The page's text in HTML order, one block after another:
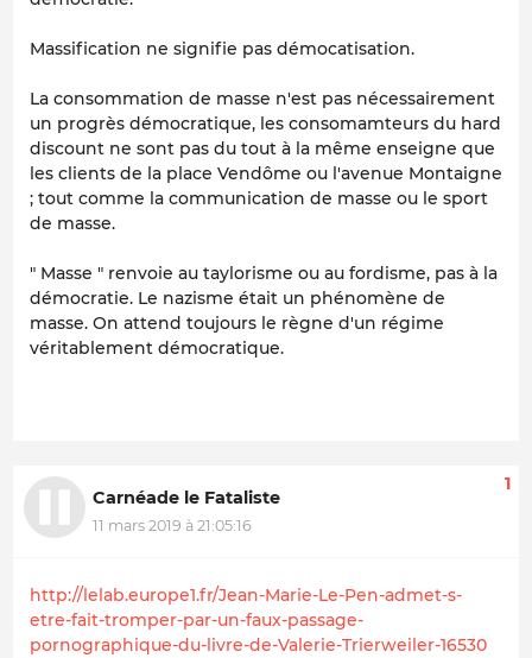
Massification ne signifie pas démocatisation.
La consommation de masse n'est pas nécessairement
un progrès démocratique, les consomamteurs du hard
discount ne sont pas du tout à la même enseigne que
les clients de la place Vendôme ou l'avenue Montaigne
; tout comme la communication de masse ou le sport
de masse.
" Masse " renvoie au taylorisme ou au fordisme, pas à la
démocratie. Le nazisme était un phénomène de
masse. On attend toujours le règne d'un régime
véritablement démocratique.
Carnéade le Fataliste
11 mars 2019 à 21:05:16
1
http://lelab.europe1.fr/Jean-Marie-Le-Pen-admet-s-
etre-fait-tromper-par-un-faux-passage-
pornographique-du-livre-de-Valerie-Trierweiler-16530